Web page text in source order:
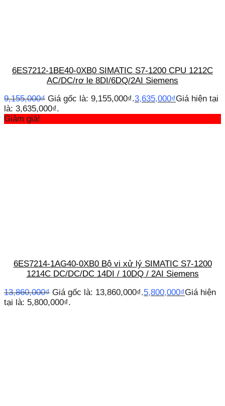
6ES7212-1BE40-0XB0 SIMATIC S7-1200 CPU 1212C
AC/DC/rơ le 8DI/6DQ/2AI Siemens
9,155,000₫ Giá gốc là: 9,155,000₫.3,635,000₫Giá hiện tại
là: 3,635,000₫.
Giảm giá!
6ES7214-1AG40-0XB0 Bộ vi xử lý SIMATIC S7-1200
1214C DC/DC/DC 14DI / 10DQ / 2AI Siemens
13,860,000₫ Giá gốc là: 13,860,000₫.5,800,000₫Giá hiện
tại là: 5,800,000₫.